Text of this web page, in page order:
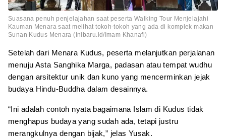
Suasana penuh penjelajahan saat peserta Walking Tour Menjelajahi
Kauman Menara saat melihat tokoh-tokoh yang ada di komplek makan
Sunan Kudus Menara (Inibaru.id/Imam Khanafi)
Setelah dari Menara Kudus, peserta melanjutkan perjalanan
menuju Asta Sanghika Marga, padasan atau tempat wudhu
dengan arsitektur unik dan kuno yang mencerminkan jejak
budaya Hindu-Buddha dalam desainnya.
“Ini adalah contoh nyata bagaimana Islam di Kudus tidak
menghapus budaya yang sudah ada, tetapi justru
merangkulnya dengan bijak,” jelas Yusak.